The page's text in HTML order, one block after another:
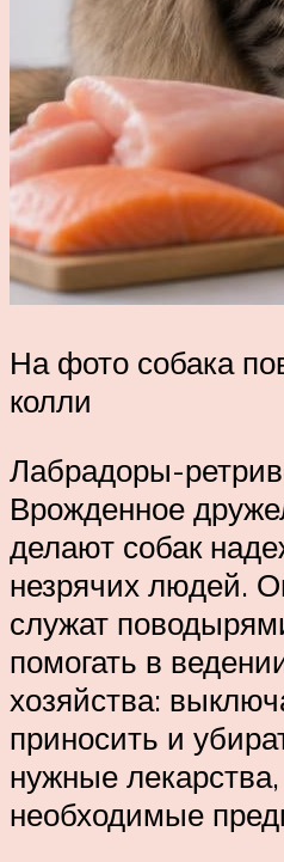
На фото собака
колли
Лабрадоры-
Врожденное
делают собак
незрячих людей.
служат
помогать в
хозяйства:
приносить и
нужные
необходимые